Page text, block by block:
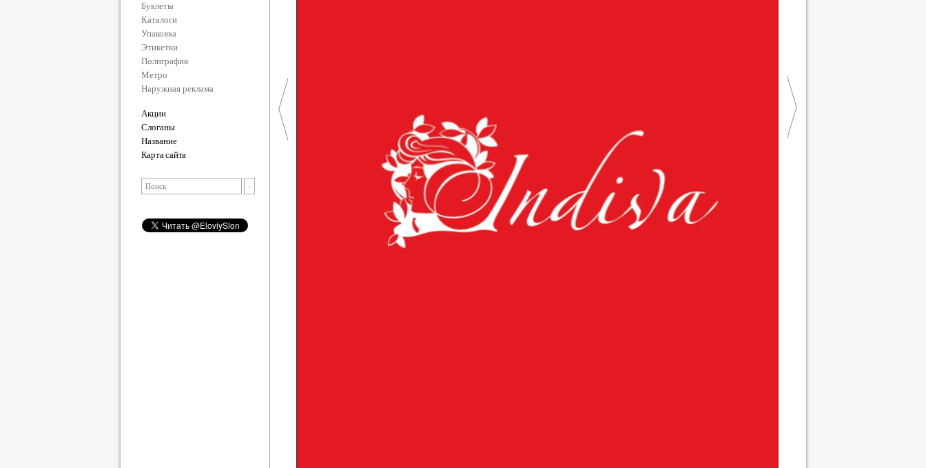
Буклеты
Каталоги
Упаковка
Этикетки
Полиграфия
Метро
Наружная реклама
Акции
Слоганы
Название
Карта сайта